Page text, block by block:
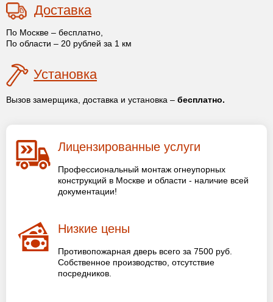
Доставка
По Москве – бесплатно,
По области – 20 рублей за 1 км
Установка
Вызов замерщика, доставка и установка – бесплатно.
Лицензированные услуги
Профессиональный монтаж огнеупорных
конструкций в Москве и области - наличие всей
документации!
Низкие цены
Противопожарная дверь всего за 7500 руб.
Собственное производство, отсутствие
посредников.